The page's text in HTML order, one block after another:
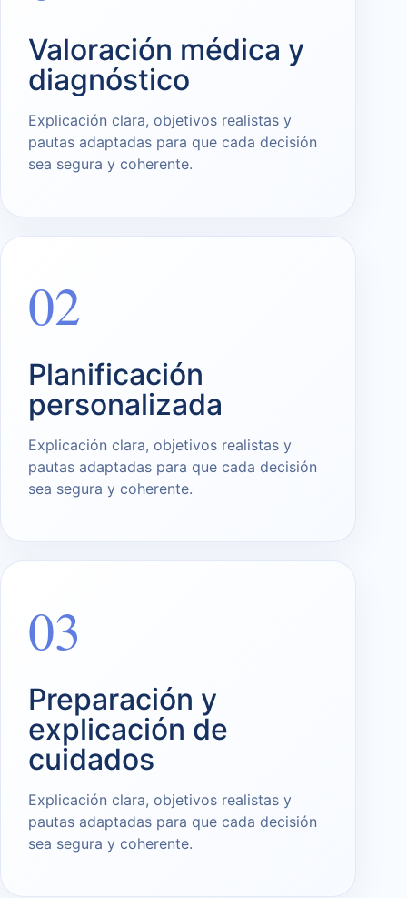
Valoración médica y
diagnóstico
Explicación clara, objetivos realistas y
pautas adaptadas para que cada decisión
sea segura y coherente.
02
Planificación
personalizada
Explicación clara, objetivos realistas y
pautas adaptadas para que cada decisión
sea segura y coherente.
03
Preparación y
explicación de
cuidados
Explicación clara, objetivos realistas y
pautas adaptadas para que cada decisión
sea segura y coherente.